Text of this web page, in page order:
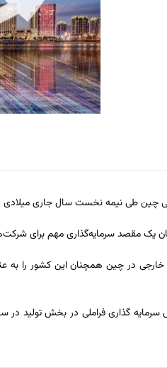
یک مقصد سرمایه‌گذاری مهم برای
در چین همچنان این کشور را به
سرمایه گذاری فراملی در بخش تولید